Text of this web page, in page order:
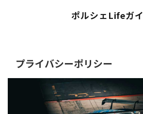
ポルシェLifeガ
プライバシーポリシー